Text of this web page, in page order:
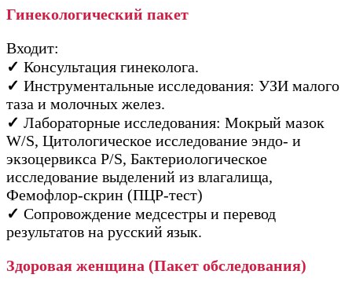
Гинекологический пакет
Входит:
✓ Консультация гинеколога.
✓ Инструментальные исследования: УЗИ малого
таза и молочных желез.
✓ Лабораторные исследования: Мокрый мазок
W/S, Цитологическое исследование эндо- и
экзоцервикса P/S, Бактериологическое
исследование выделений из влагалища,
Фемофлор-скрин (ПЦР-тест)
✓ Сопровождение медсестры и перевод
результатов на русский язык.
Здоровая женщина (Пакет обследования)